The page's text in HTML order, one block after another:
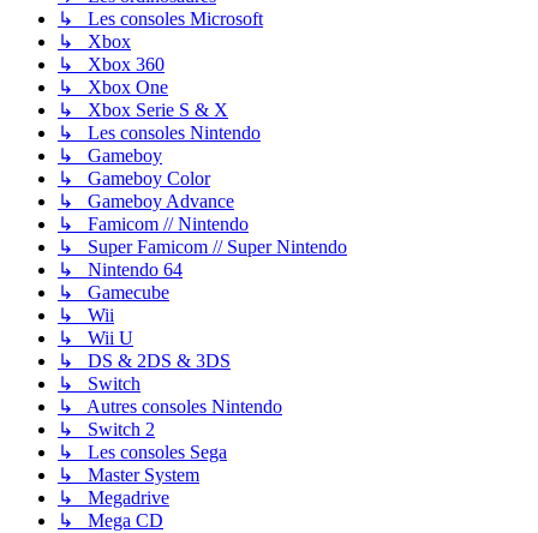
↳ Les consoles Microsoft
↳ Xbox
↳ Xbox 360
↳ Xbox One
↳ Xbox Serie S & X
↳ Les consoles Nintendo
↳ Gameboy
↳ Gameboy Color
↳ Gameboy Advance
↳ Famicom // Nintendo
↳ Super Famicom // Super Nintendo
↳ Nintendo 64
↳ Gamecube
↳ Wii
↳ Wii U
↳ DS & 2DS & 3DS
↳ Switch
↳ Autres consoles Nintendo
↳ Switch 2
↳ Les consoles Sega
↳ Master System
↳ Megadrive
↳ Mega CD